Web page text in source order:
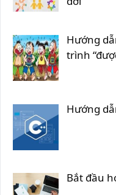
Hướng
trình
Hướng
Bắt đầu